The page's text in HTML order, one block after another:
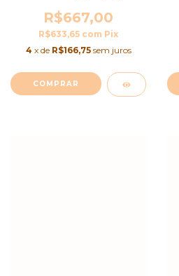
R$667,00
R$633,65 com Pix
4 x de R$166,75 sem juros
COMPRAR